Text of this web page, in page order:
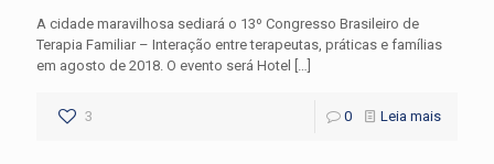
A cidade maravilhosa sediará o 13º Congresso Brasileiro de
Terapia Familiar – Interação entre terapeutas, práticas e famílias
em agosto de 2018. O evento será Hotel
3 0 Leia mais